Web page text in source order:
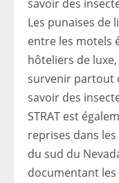
Les punaises de
entre les motels
hôteliers de
survenir partout
savoir des
STRAT est
reprises dans
du sud du
documentant